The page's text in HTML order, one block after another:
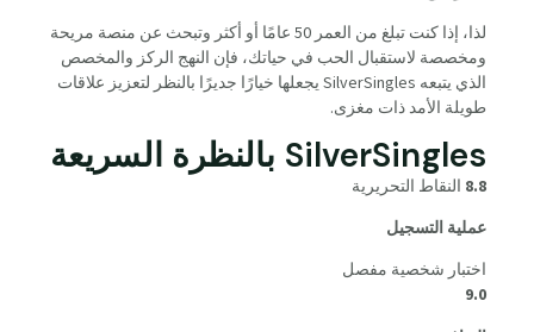
لذا، إذا كنت تبلغ من العمر 50 عامًا أو أكثر وتبحث عن منصة مريحة
ومخصصة لاستقبال الحب في حياتك، فإن النهج الركز والمخصص
الذي يتبعه SilverSingles يجعلها خيارًا جديرًا بالنظر لتعزيز علاقات
طويلة الأمد ذات مغزى.
SilverSingles بالنظرة السريعة
8.8 النقاط التحريرية
عملية التسجيل
اختبار شخصية مفصل
9.0